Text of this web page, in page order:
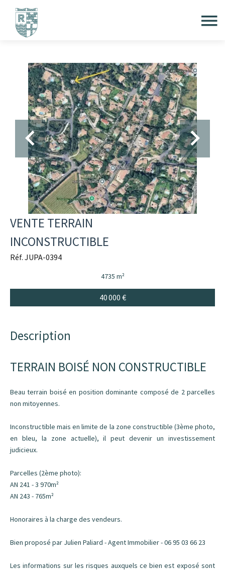
VENTE TERRAIN
INCONSTRUCTIBLE
Réf. JUPA-0394
4735 m²
40 000 €
Description
TERRAIN BOISÉ NON CONSTRUCTIBLE
Beau terrain boisé en position dominante composé de 2 parcelles
non mitoyennes.
Inconstructible mais en limite de la zone constructible (3ème photo,
en bleu, la zone actuelle), il peut devenir un investissement
judicieux.
Parcelles (2ème photo):
AN 241 - 3 970m²
AN 243 - 765m²
Honoraires à la charge des vendeurs.
Bien proposé par Julien Paliard - Agent Immobilier - 06 95 03 66 23
Les informations sur les risques auxquels ce bien est exposé sont